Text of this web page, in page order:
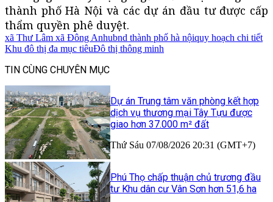
thành phố Hà Nội và các dự án đầu tư được cấp
thẩm quyền phê duyệt.
xã Thư Lâm xã Đông Anhubnd thành phố hà nộiquy hoạch chi tiết
Khu đô thị đa mục tiêuĐô thị thông minh
TIN CÙNG CHUYÊN MỤC
Dự án Trung tâm văn phòng kết hợp
dịch vụ thương mại Tây Tựu được
giao hơn 37.000 m² đất
Thứ Sáu 07/08/2026 20:31 (GMT+7)
Phú Thọ chấp thuận chủ trương đầu
tư Khu dân cư Vân Sơn hơn 51,6 ha